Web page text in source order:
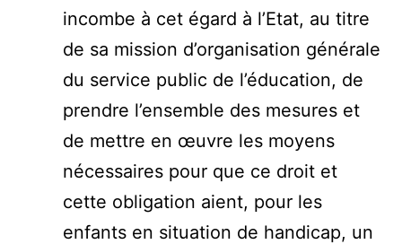
incombe à cet égard à l’Etat, au titre
de sa mission d’organisation générale
du service public de l’éducation, de
prendre l’ensemble des mesures et
de mettre en œuvre les moyens
nécessaires pour que ce droit et
cette obligation aient, pour les
enfants en situation de handicap, un